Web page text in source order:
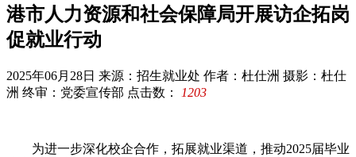
港市人力资源和社会保障局开展访企拓岗
促就业行动
2025年06月28日 来源：招生就业处 作者：杜仕洲 摄影：杜仕
洲 终审：党委宣传部 点击数： 1203
为进一步深化校企合作，拓展就业渠道，推动2025届毕业